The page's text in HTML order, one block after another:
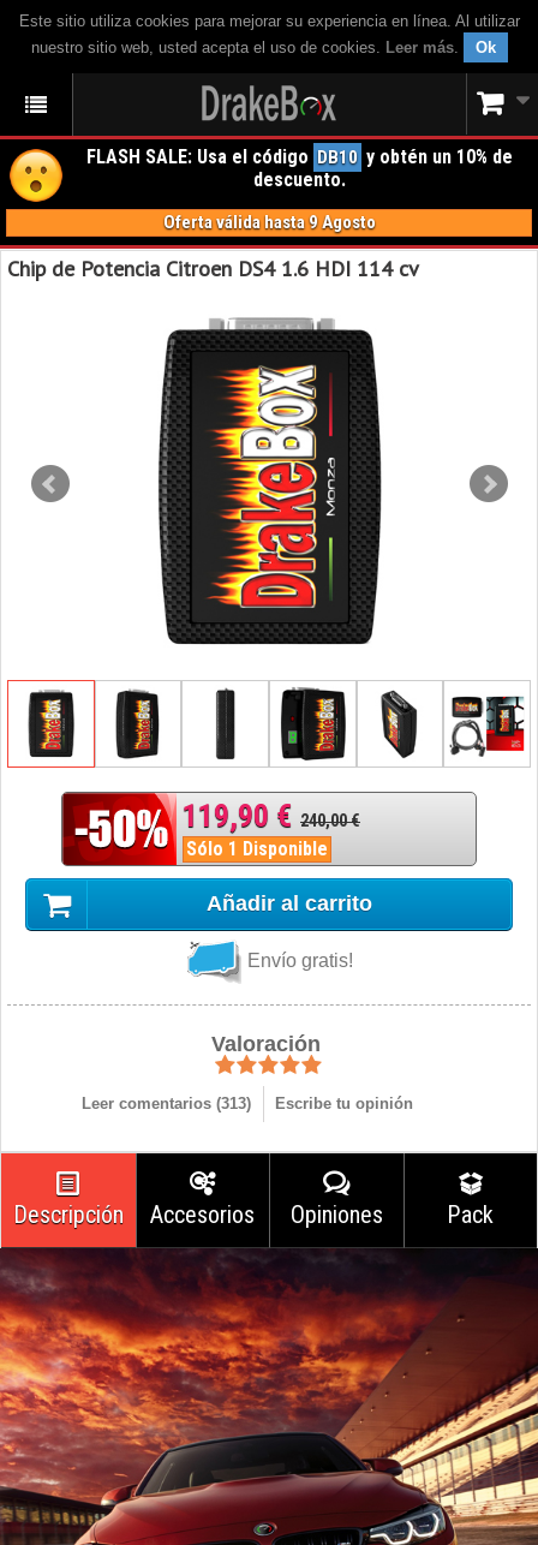
Este sitio utiliza cookies para mejorar su experiencia en línea. Al utilizar
nuestro sitio web, usted acepta el uso de cookies. Leer más. Ok
FLASH SALE: Usa el código DB10 y obtén un 10% de
descuento.
Oferta válida hasta 9 Agosto
Chip de Potencia Citroen DS4 1.6 HDI 114 cv
119,90 € 240,00 €
Sólo 1 Disponible
Añadir al carrito
Envío gratis!
Valoración
Leer comentarios (313) Escribe tu opinión
Descripción Accesorios Opiniones Pack